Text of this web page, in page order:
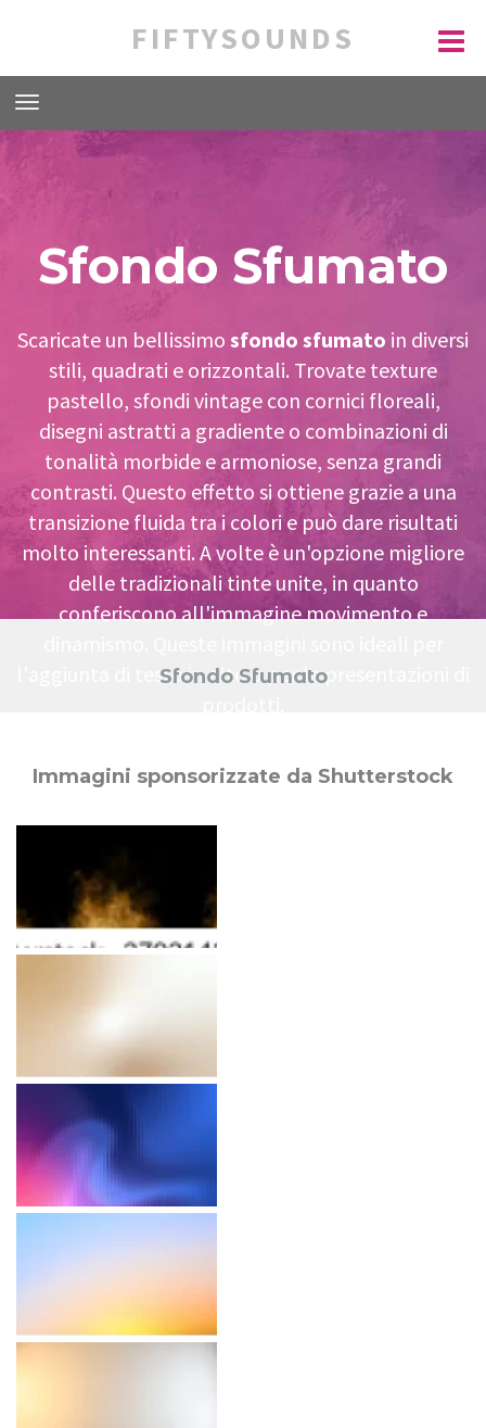
FIFTYSOUNDS
Sfondo Sfumato
Scaricate un bellissimo sfondo sfumato in diversi
stili, quadrati e orizzontali. Trovate texture
pastello, sfondi vintage con cornici floreali,
disegni astratti a gradiente o combinazioni di
tonalità morbide e armoniose, senza grandi
contrasti. Questo effetto si ottiene grazie a una
transizione fluida tra i colori e può dare risultati
molto interessanti. A volte è un'opzione migliore
delle tradizionali tinte unite, in quanto
conferiscono all'immagine movimento e
l'aggiunta di testo in alto o per le presentazioni di
Sfondo Sfumato
Immagini sponsorizzate da Shutterstock